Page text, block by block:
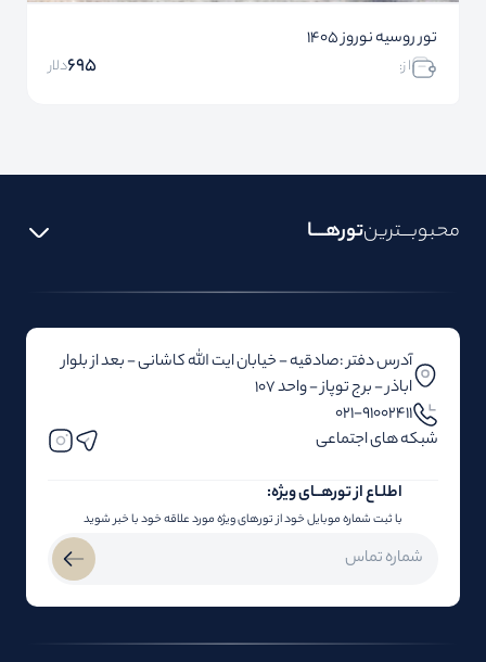
تور روسیه نوروز 1405
ا ز: 695دلار
محبوبـــترینتورهــــا
آدرس دفتر :صادقیه - خیابان ایت الله کاشانی - بعد از بلوار‌‌
اباذر - برج توپاز - واحد 107
۰۲۱-91002411
شبکه های اجتماعی
اطلـاع از تور‌هــای ویژه:
با ثبت شماره موبایل خود از تورهای ویژه مورد علاقه خود با خبر شوید